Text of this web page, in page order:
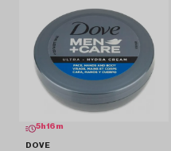
5 h16 m
DOVE